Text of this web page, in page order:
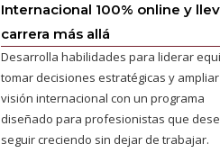
Internacional 100% online y
carrera más allá
Desarrolla habilidades para liderar
tomar decisiones estratégicas y
visión internacional con un programa
diseñado para profesionistas que
seguir creciendo sin dejar de trabajar.